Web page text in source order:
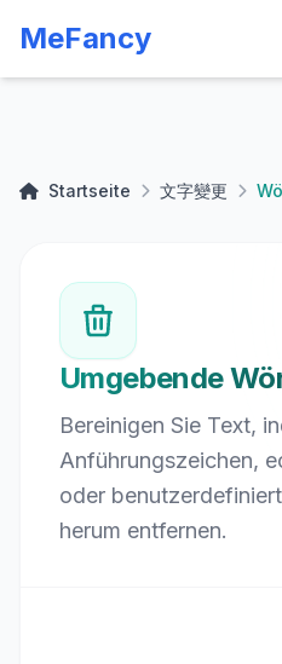
MeFancy
Startseite 文字變更
Umgebende
Bereinigen Sie Text,
Anführungszeichen,
oder
herum entfernen.